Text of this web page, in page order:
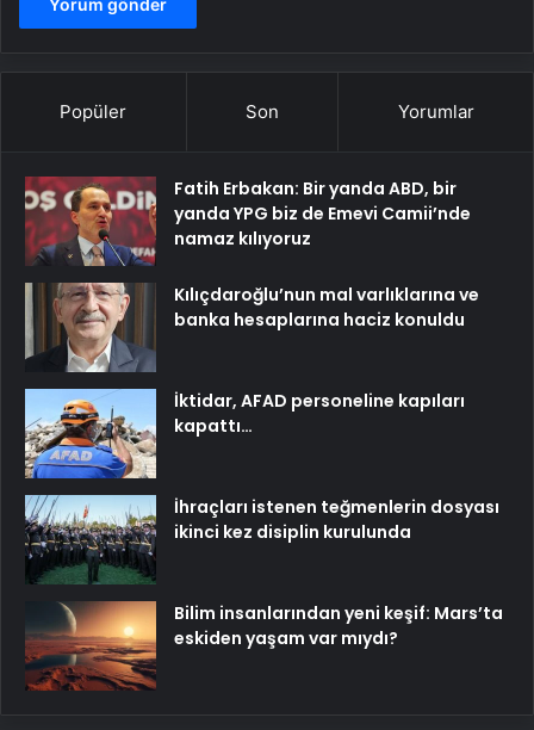
Popüler Son Yorumlar
Fatih Erbakan: Bir yanda ABD, bir
yanda YPG biz de Emevi Camii’nde
namaz kılıyoruz
Kılıçdaroğlu’nun mal varlıklarına ve
banka hesaplarına haciz konuldu
İktidar, AFAD personeline kapıları
kapattı…
İhraçları istenen teğmenlerin dosyası
ikinci kez disiplin kurulunda
Bilim insanlarından yeni keşif: Mars’ta
eskiden yaşam var mıydı?